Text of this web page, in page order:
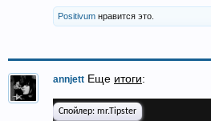
Positivum нравится это.
annjett Еще итоги:
Спойлер: mr.Tipster